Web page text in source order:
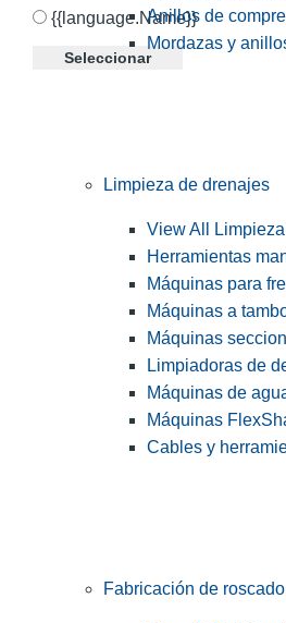
{{language.Name}}
Seleccionar
Anillos de
Mordazas y
Limpieza de drenajes
View All
Herramientas
Máquinas para
Máquinas a
Máquinas
Limpiadoras de
Máquinas de
Máquinas
Cables y
Fabricación de